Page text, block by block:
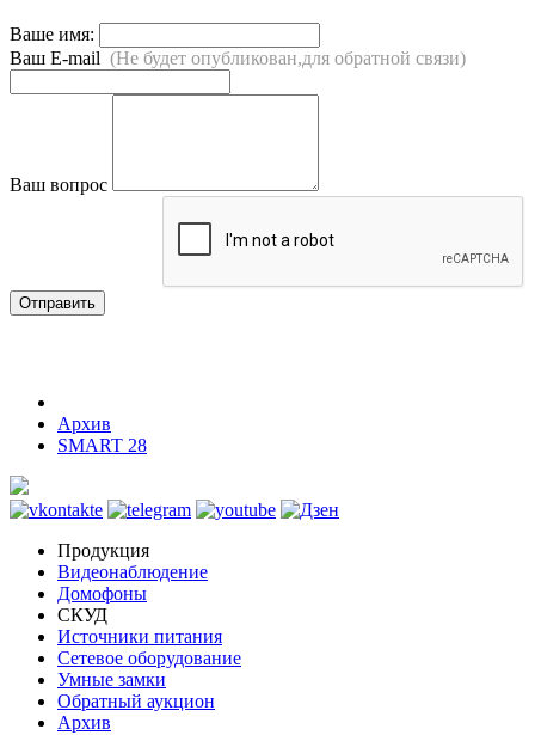
Ваше имя:
Ваш E-mail (Не будет опубликован,для обратной связи)
Ваш вопрос
Отправить
Архив
SMART 28
Продукция
Видеонаблюдение
Домофоны
СКУД
Источники питания
Сетевое оборудование
Умные замки
Обратный аукцион
Архив